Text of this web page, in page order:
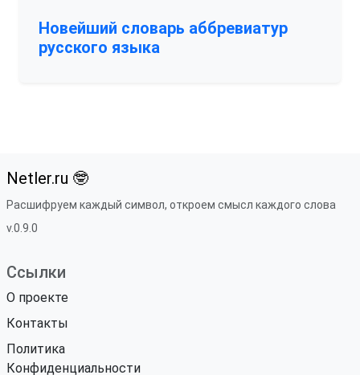
Новейший словарь аббревиатур
русского языка
Netler.ru 🤓
Расшифруем каждый символ, откроем смысл каждого слова
v.0.9.0
Ссылки
О проекте
Контакты
Политика
Конфиденциальности